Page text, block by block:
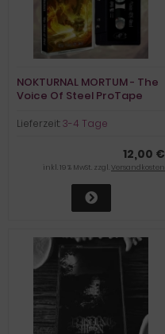
NOKTURNAL MORTUM - The
Voice Of Steel ProTape
Lieferzeit:3-4 Tage
12,00 €
inkl. 19 % MwSt. zzgl.Versandkosten